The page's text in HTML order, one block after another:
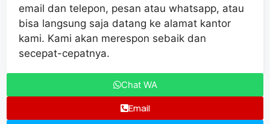
email dan telepon, pesan atau whatsapp, atau
bisa langsung saja datang ke alamat kantor
kami. Kami akan merespon sebaik dan
secepat-cepatnya.
Chat WA
Email